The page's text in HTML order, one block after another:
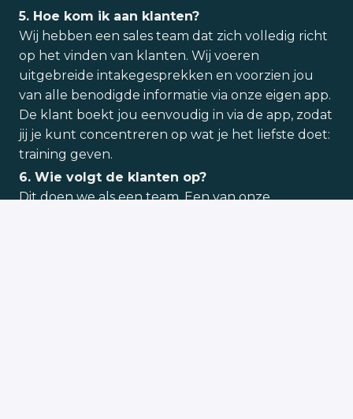
5. Hoe kom ik aan klanten?
Wij hebben een sales team dat zich volledig richt
op het vinden van klanten. Wij voeren
uitgebreide intakegesprekken en voorzien jou
van alle benodigde informatie via onze eigen app.
De klant boekt jou eenvoudig in via de app, zodat
jij je kunt concentreren op wat je het liefste doet:
training geven.
6. Wie volgt de klanten op?
Dit doen we als een team. Een van onze